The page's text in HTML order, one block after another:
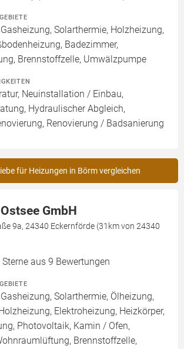
Solarthermie, Holzheizung,
Badezimmer,
Brennstoffzelle, Umwälzpumpe
Neuinstallation / Einbau,
Hydraulischer Abgleich,
Renovierung / Badsanierung
für Heizungen in Börm vergleichen
GmbH
9a, 24340 Eckernförde (31km von 24340
Sterne aus 9 Bewertungen
Solarthermie, Ölheizung,
Elektroheizung, Heizkörper,
Photovoltaik, Kamin / Ofen,
Brennstoffzelle,